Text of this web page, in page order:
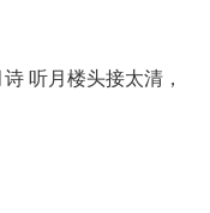
听月楼头接太清，